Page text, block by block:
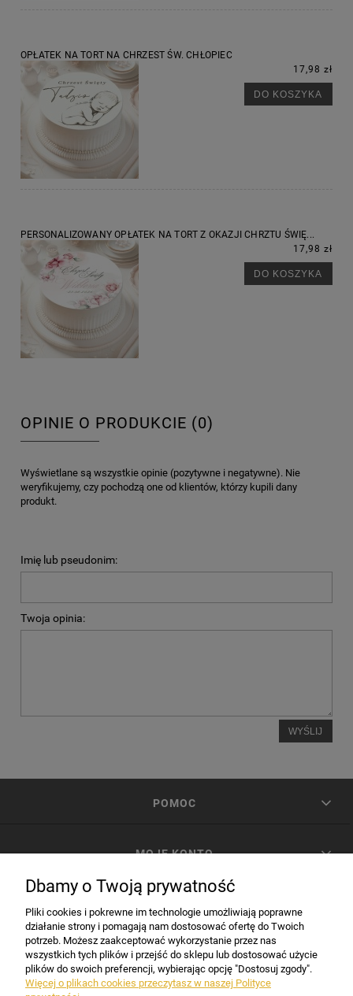
OPŁATEK NA TORT NA CHRZEST ŚW. CHŁOPIEC
17,98 zł
DO KOSZYKA
PERSONALIZOWANY OPŁATEK NA TORT Z OKAZJI CHRZTU ŚWIĘ...
17,98 zł
DO KOSZYKA
OPINIE O PRODUKCIE (0)
Wyświetlane są wszystkie opinie (pozytywne i negatywne). Nie
weryfikujemy, czy pochodzą one od klientów, którzy kupili dany
produkt.
Imię lub pseudonim:
Twoja opinia:
WYŚLIJ
POMOC
MOJE KONTO
INFORMACJE
Dbamy o Twoją prywatność
Pliki cookies i pokrewne im technologie umożliwiają poprawne
działanie strony i pomagają nam dostosować ofertę do Twoich
potrzeb. Możesz zaakceptować wykorzystanie przez nas
wszystkich tych plików i przejść do sklepu lub dostosować użycie
plików do swoich preferencji, wybierając opcję "Dostosuj zgody".
Więcej o plikach cookies przeczytasz w naszej Polityce